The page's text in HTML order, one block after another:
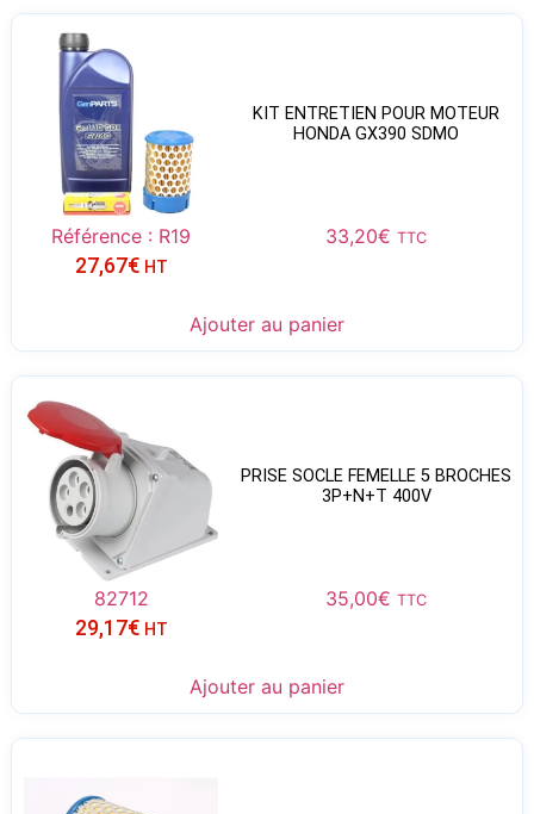
KIT ENTRETIEN POUR MOTEUR
HONDA GX390 SDMO
Référence : R19 33,20€ TTC
27,67€ HT
Ajouter au panier
PRISE SOCLE FEMELLE 5 BROCHES
3P+N+T 400V
82712 35,00€ TTC
29,17€ HT
Ajouter au panier